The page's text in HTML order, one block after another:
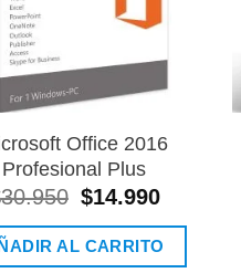
Office 2016
Profesional Plus
30.950 El
original
era:
$14.990El
actual
es:
AL CARRITO